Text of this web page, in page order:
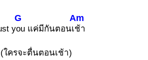
y
G
ou แค่มีกันตอนเ
Am
ช้า
(ใครจะตื่นตอนเช้า)